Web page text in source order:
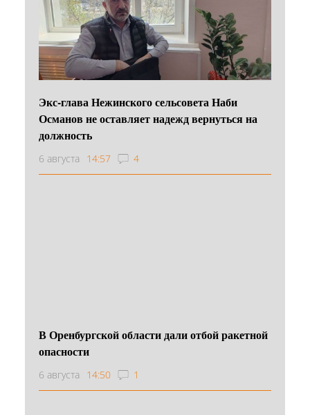
Экс-глава Нежинского сельсовета Наби
Османов не оставляет надежд вернуться на
должность
6 августа 14:57 4
В Оренбургской области дали отбой ракетной
опасности
6 августа 14:50 1